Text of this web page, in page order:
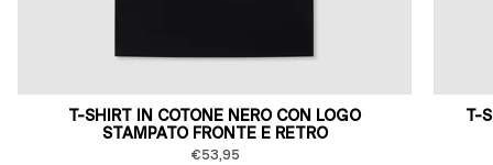
T-SHIRT IN COTONE NERO CON LOGO
STAMPATO FRONTE E RETRO
€53,95
T-